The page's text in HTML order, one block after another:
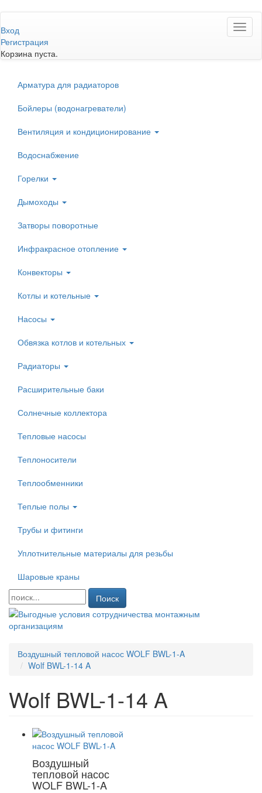
к
основному
содержанию
Вход
Регистрация
Корзина пуста.
Арматура для радиаторов
Бойлеры (водонагреватели)
Вентиляция и кондиционирование
Водоснабжение
Горелки
Дымоходы
Затворы поворотные
Инфракрасное отопление
Конвекторы
Котлы и котельные
Насосы
Обвязка котлов и котельных
Радиаторы
Расширительные баки
Солнечные коллектора
Тепловые насосы
Теплоносители
Теплообменники
Теплые полы
Трубы и фитинги
Уплотнительные материалы для резьбы
Шаровые краны
Поиск
Воздушный тепловой насос WOLF BWL-1-A
Wolf BWL-1-14 A
Wolf BWL-1-14 A
Воздушный
тепловой насос
WOLF BWL-1-A